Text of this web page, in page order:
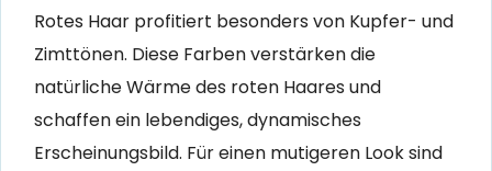
Rotes Haar profitiert besonders von Kupfer- und
Zimttönen. Diese Farben verstärken die
natürliche Wärme des roten Haares und
schaffen ein lebendiges, dynamisches
Erscheinungsbild. Für einen mutigeren Look sind